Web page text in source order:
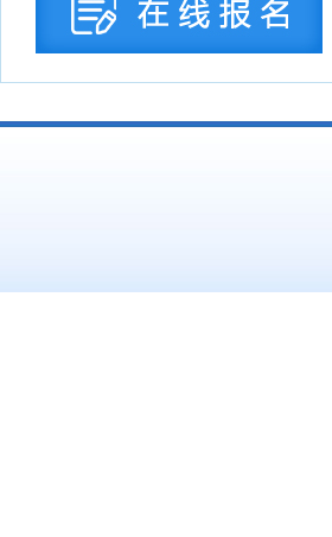
社会工作的意见...
2026-07-24
教育部关于公布2026年高等学历继续教
育拟招生专业... 2026-07-22
湖北省高等职业教育专科专业目录 2026-
计算机化考试... 2026-07-15